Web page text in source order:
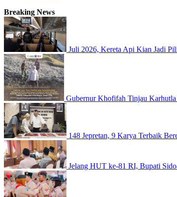
Breaking News
Juli 2026, Kereta Api Kian Jadi
Gubernur Khofifah Tinjau
148 Jepretan, 9 Karya Terbaik
Jelang HUT ke-81 RI, Bupati